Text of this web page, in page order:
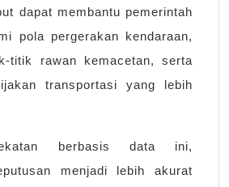
dapat membantu pemerintah
pola pergerakan kendaraan,
titik rawan kemacetan, serta
transportasi yang lebih
berbasis data ini,
menjadi lebih akurat